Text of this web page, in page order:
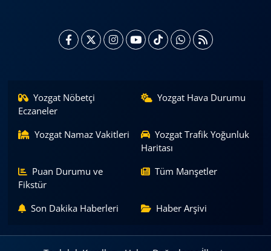
Yozgat Nöbetçi
Eczaneler
Yozgat Hava Durumu
Yozgat Namaz Vakitleri
Yozgat Trafik Yoğunluk
Haritası
Puan Durumu ve
Fikstür
Tüm Manşetler
Son Dakika Haberleri Haber Arşivi